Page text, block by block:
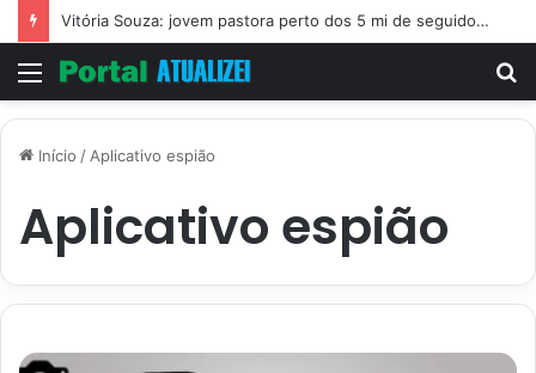
Vitória Souza: jovem pastora perto dos 5 mi de seguidores na web
Menu
Início / Aplicativo espião
Aplicativo espião